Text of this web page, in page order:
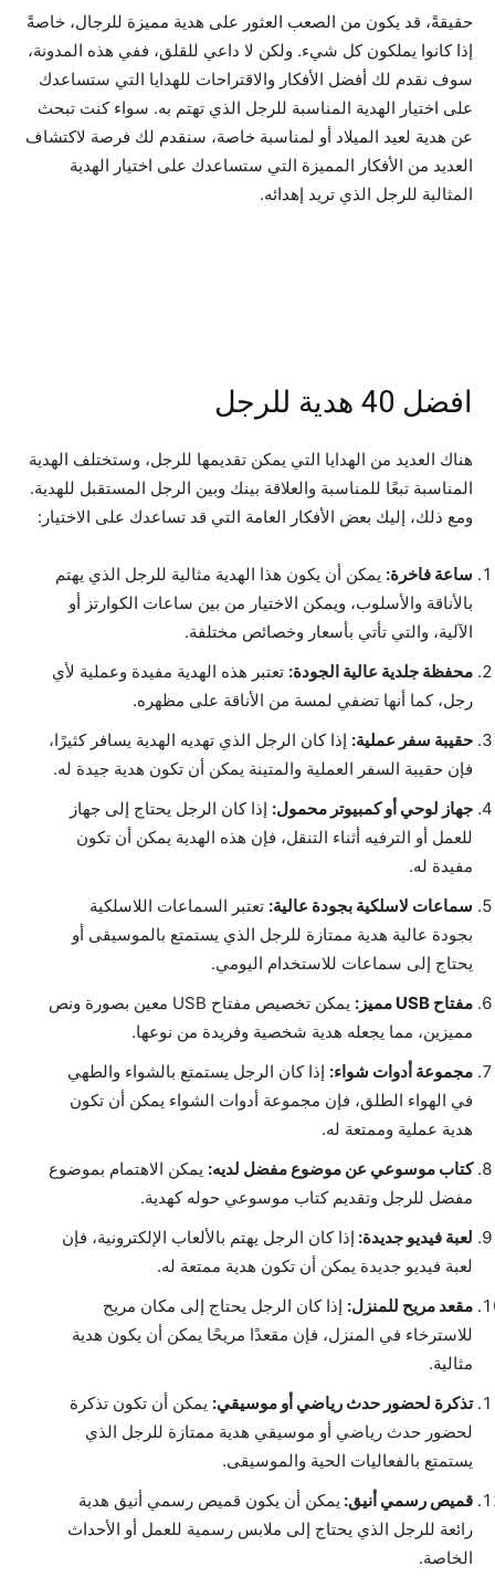
حقيقةً، قد يكون من الصعب العثور على هدية مميزة للرجال، خاصةً
إذا كانوا يملكون كل شيء. ولكن لا داعي للقلق، ففي هذه المدونة،
سوف نقدم لك أفضل الأفكار والاقتراحات للهدايا التي ستساعدك
على اختيار الهدية المناسبة للرجل الذي تهتم به. سواء كنت تبحث
عن هدية لعيد الميلاد أو لمناسبة خاصة، سنقدم لك فرصة لاكتشاف
العديد من الأفكار المميزة التي ستساعدك على اختيار الهدية
المثالية للرجل الذي تريد إهدائه.
افضل 40 هدية للرجل
هناك العديد من الهدايا التي يمكن تقديمها للرجل، وستختلف الهدية
المناسبة تبعًا للمناسبة والعلاقة بينك وبين الرجل المستقبل للهدية.
ومع ذلك، إليك بعض الأفكار العامة التي قد تساعدك على الاختيار:
ساعة فاخرة: يمكن أن يكون هذا الهدية مثالية للرجل الذي يهتم
بالأناقة والأسلوب، ويمكن الاختيار من بين ساعات الكوارتز أو
الآلية، والتي تأتي بأسعار وخصائص مختلفة.
محفظة جلدية عالية الجودة: تعتبر هذه الهدية مفيدة وعملية لأي
رجل، كما أنها تضفي لمسة من الأناقة على مظهره.
حقيبة سفر عملية: إذا كان الرجل الذي تهديه الهدية يسافر كثيرًا،
فإن حقيبة السفر العملية والمتينة يمكن أن تكون هدية جيدة له.
جهاز لوحي أو كمبيوتر محمول: إذا كان الرجل يحتاج إلى جهاز
للعمل أو الترفيه أثناء التنقل، فإن هذه الهدية يمكن أن تكون
مفيدة له.
سماعات لاسلكية بجودة عالية: تعتبر السماعات اللاسلكية
بجودة عالية هدية ممتازة للرجل الذي يستمتع بالموسيقى أو
يحتاج إلى سماعات للاستخدام اليومي.
مفتاح USB مميز:
يمكن تخصيص مفتاح USB معين بصورة ونص
مميزين، مما يجعله هدية شخصية وفريدة من نوعها.
مجموعة أدوات شواء: إذا كان الرجل يستمتع بالشواء والطهي
في الهواء الطلق، فإن مجموعة أدوات الشواء يمكن أن تكون
هدية عملية وممتعة له.
كتاب موسوعي عن موضوع مفضل لديه: يمكن الاهتمام بموضوع
مفضل للرجل وتقديم كتاب موسوعي حوله كهدية.
لعبة فيديو جديدة: إذا كان الرجل يهتم بالألعاب الإلكترونية، فإن
لعبة فيديو جديدة يمكن أن تكون هدية ممتعة له.
مقعد مريح للمنزل: إذا كان الرجل يحتاج إلى مكان مريح
للاسترخاء في المنزل، فإن مقعدًا مريحًا يمكن أن يكون هدية
مثالية.
تذكرة لحضور حدث رياضي أو موسيقي: يمكن أن تكون تذكرة
لحضور حدث رياضي أو موسيقي هدية ممتازة للرجل الذي
يستمتع بالفعاليات الحية والموسيقى.
قميص رسمي أنيق: يمكن أن يكون قميص رسمي أنيق هدية
رائعة للرجل الذي يحتاج إلى ملابس رسمية للعمل أو الأحداث
الخاصة.